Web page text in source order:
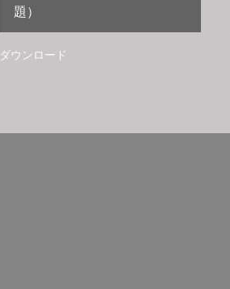
題）
ダウンロード